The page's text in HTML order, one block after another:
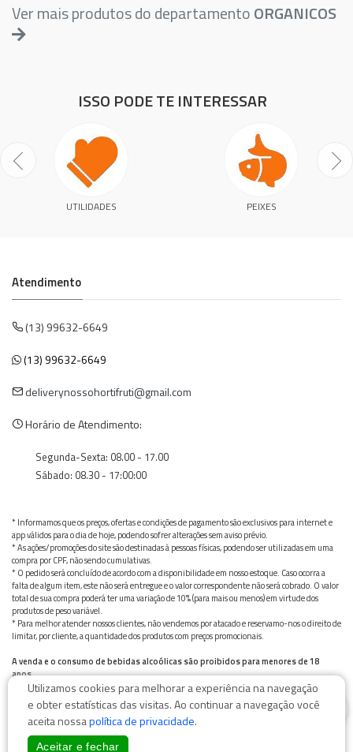
Ver mais produtos do departamentoORGANICOS
ISSO PODE TE INTERESSAR
UTILIDADES PEIXES
Atendimento
(13) 99632-6649
(13) 99632-6649
deliverynossohortifruti@gmail.com
Horário de Atendimento:
Segunda-Sexta: 08.00 - 17.00
Sábado: 08.30 - 17:00:00
* Informamos que os preços, ofertas e condições de pagamento são exclusivos para internet e
app válidos para o dia de hoje, podendo sofrer alterações sem aviso prévio.
* As ações/promoções do site são destinadas à pessoas físicas, podendo ser utilizadas em uma
compra por CPF, não sendo cumulativas.
* O pedido será concluído de acordo com a disponibilidade em nosso estoque. Caso ocorra a
falta de algum item, este não será entregue e o valor correspondente não será cobrado. O valor
total de sua compra poderá ter uma variação de 10% (para mais ou menos) em virtude dos
produtos de peso variável.
* Para melhor atender nossos clientes, não vendemos por atacado e reservamo-nos o direito de
limitar, por cliente, a quantidade dos produtos com preços promocionais.
A venda e o consumo de bebidas alcoólicas são proibidos para menores de 18
anos.
Bebida alcoólica pode causar dependência química e, em excesso, provoca graves males à saúde.
Beba com moderação
Utilizamos cookies para melhorar a experiência na navegação
e obter estatísticas das visitas. Ao continuar a navegação você
aceita nossapolítica de privacidade.
Aceitar e fechar